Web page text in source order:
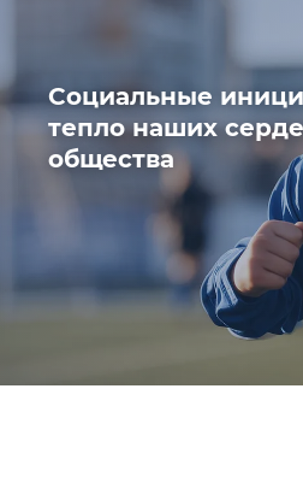
Социальные
тепло наших
общества